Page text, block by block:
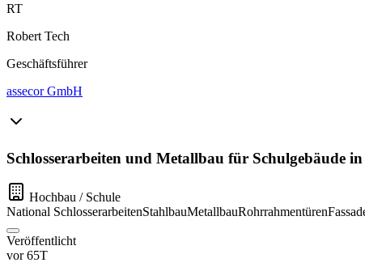
RT
Robert Tech
Geschäftsführer
assecor GmbH
Schlosserarbeiten und Metallbau für Schulgebäude
Hochbau / Schule
National SchlosserarbeitenStahlbauMetallbauRohrrahmentüren
Veröffentlicht
vor 65T